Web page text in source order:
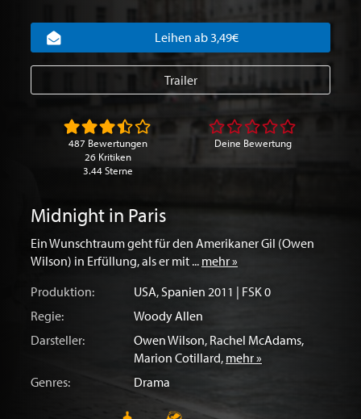
Midnight in Paris
Ein Wunschtraum geht für den Amerikaner Gil (Owen
Wilson) in Erfüllung, als er mit ... mehr »
Produktion:
USA, Spanien 2011 | FSK 0
Regie:
Woody Allen
Darsteller:
Owen Wilson, Rachel McAdams,
Marion Cotillard, mehr »
Genres:
Drama
Leihen ab 3,49€
Trailer
487 Bewertungen
26 Kritiken
3.44 Sterne
Deine Bewertung